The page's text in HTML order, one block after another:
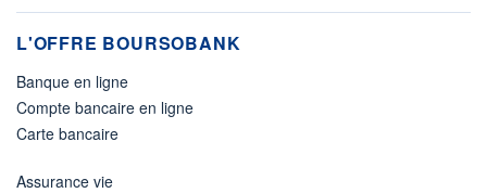
L'OFFRE BOURSOBANK
Banque en ligne
Compte bancaire en ligne
Carte bancaire
Assurance vie